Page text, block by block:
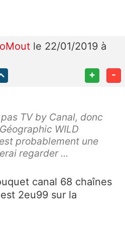
le 22/01/2019 à
+ -
TV by Canal, donc
WILD
probablement une
regarder ...
canal 68 chaînes
2eu99 sur la